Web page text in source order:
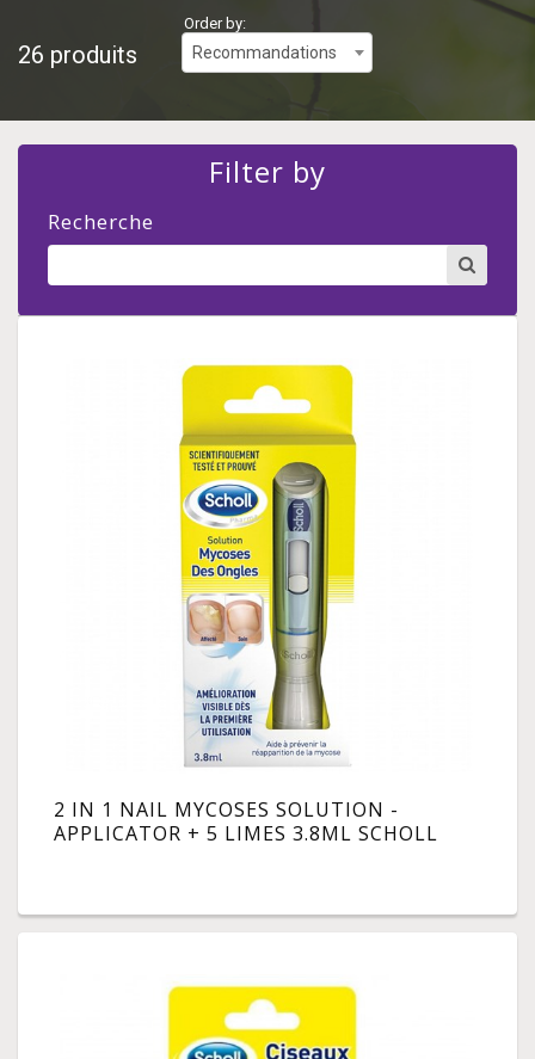
26 produits
Order by:
Recommandations
Filter by
Recherche
2 IN 1 NAIL MYCOSES SOLUTION -
APPLICATOR + 5 LIMES 3.8ML SCHOLL